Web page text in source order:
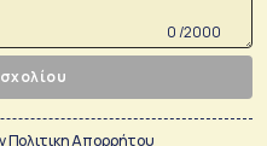
0 /2000
Πολιτικη Απορρήτου